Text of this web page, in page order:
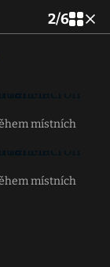
2/6
místních
místních